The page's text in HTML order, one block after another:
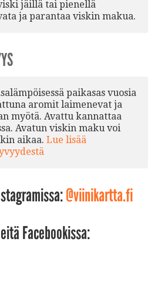
jäillä tai pienellä
ja parantaa viskin makua.
paikasas vuosia
aromit laimenevat ja
myötä. Avattu kannattaa
Avatun viskin maku voi
aikaa. Lue lisää
@viinikartta.fi
Facebookissa: